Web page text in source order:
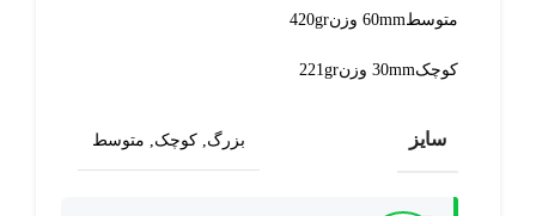
متوسط60mm وزن420gr
کوچک30mm وزن221gr
سایز بزرگ, کوچک, متوسط